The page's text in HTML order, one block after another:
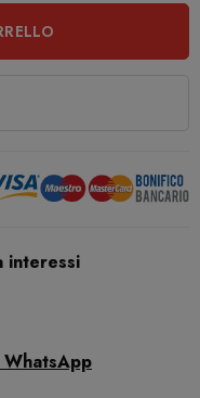
interessi
WhatsApp